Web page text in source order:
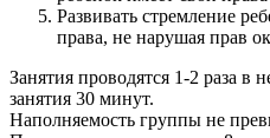
Развивать стремление
права, не нарушая прав
Занятия проводятся 1-2 раза в
занятия 30 минут.
Наполняемость группы не